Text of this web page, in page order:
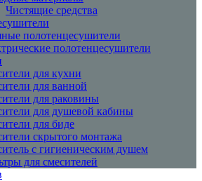
Чистящие средства
полотенцесушители
полотенцесушители
для кухни
для ванной
для раковины
для душевой кабины
для биде
скрытого монтажа
с гигиеническим душем
для смесителей